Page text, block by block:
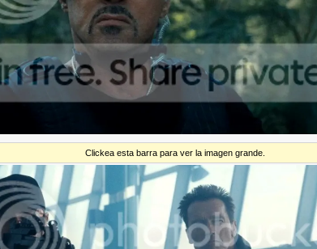
Clickea esta barra para ver la imagen grande.